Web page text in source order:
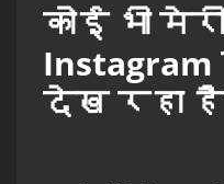
कोई भी
देख रहा